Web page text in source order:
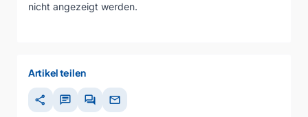
nicht angezeigt werden.
Artikel teilen
share chat forum mail